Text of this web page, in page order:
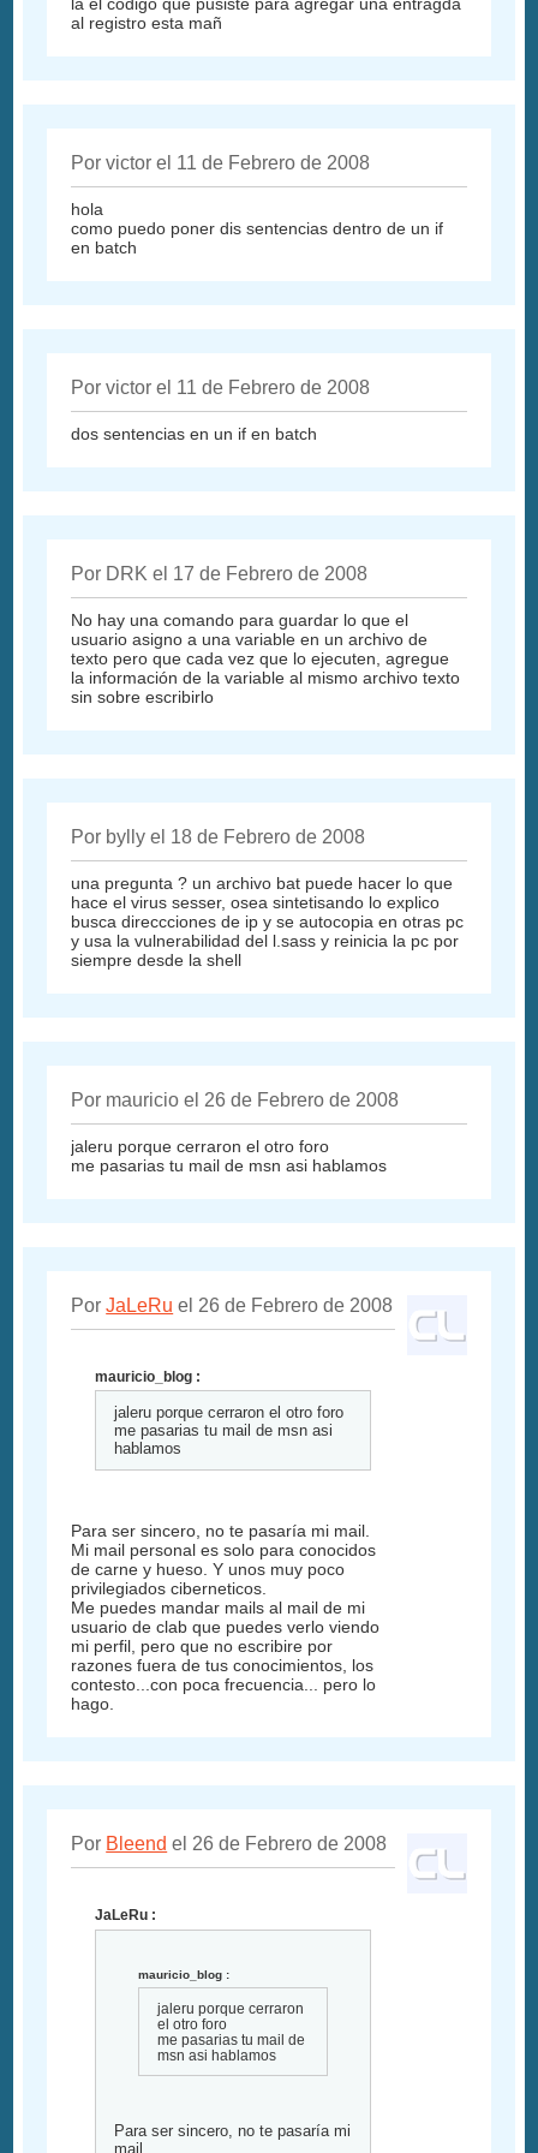
al registro esta mañ
Por victor el 11 de Febrero de 2008
hola
como puedo poner dis sentencias dentro de un if
en batch
Por victor el 11 de Febrero de 2008
dos sentencias en un if en batch
Por DRK el 17 de Febrero de 2008
No hay una comando para guardar lo que el
usuario asigno a una variable en un archivo de
texto pero que cada vez que lo ejecuten, agregue
la información de la variable al mismo archivo texto
sin sobre escribirlo
Por bylly el 18 de Febrero de 2008
una pregunta ? un archivo bat puede hacer lo que
hace el virus sesser, osea sintetisando lo explico
busca direccciones de ip y se autocopia en otras pc
y usa la vulnerabilidad del l.sass y reinicia la pc por
siempre desde la shell
Por mauricio el 26 de Febrero de 2008
jaleru porque cerraron el otro foro
me pasarias tu mail de msn asi hablamos
PorJaLeRu el 26 de Febrero de 2008
mauricio_blog :
jaleru porque cerraron el otro foro
me pasarias tu mail de msn asi
hablamos
Para ser sincero, no te pasaría mi mail.
Mi mail personal es solo para conocidos
de carne y hueso. Y unos muy poco
privilegiados ciberneticos.
Me puedes mandar mails al mail de mi
usuario de clab que puedes verlo viendo
mi perfil, pero que no escribire por
razones fuera de tus conocimientos, los
contesto...con poca frecuencia... pero lo
hago.
Por Bleend el 26 de Febrero de 2008
JaLeRu :
mauricio_blog :
jaleru porque cerraron
el otro foro
me pasarias tu mail de
msn asi hablamos
Para ser sincero, no te pasaría mi
mail.